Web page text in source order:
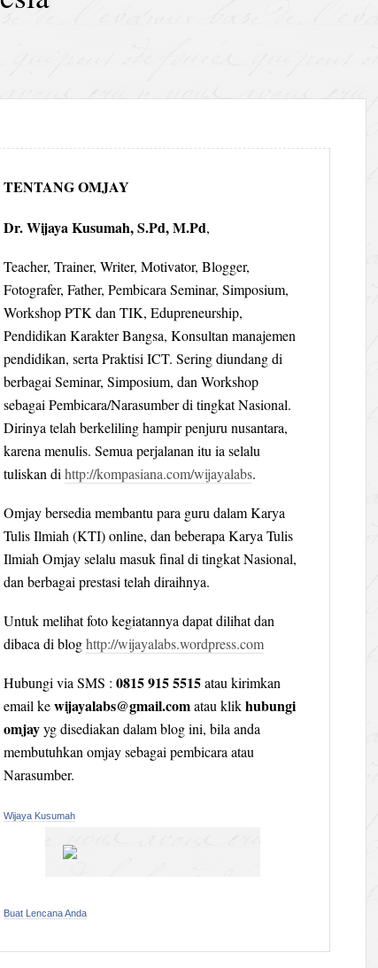
TENTANG OMJAY
Dr. Wijaya Kusumah, S.Pd, M.Pd,
Teacher, Trainer, Writer, Motivator, Blogger,
Fotografer, Father, Pembicara Seminar, Simposium,
Workshop PTK dan TIK, Edupreneurship,
Pendidikan Karakter Bangsa, Konsultan manajemen
pendidikan, serta Praktisi ICT. Sering diundang di
berbagai Seminar, Simposium, dan Workshop
sebagai Pembicara/Narasumber di tingkat Nasional.
Dirinya telah berkeliling hampir penjuru nusantara,
karena menulis. Semua perjalanan itu ia selalu
tuliskan di http://kompasiana.com/wijayalabs.
Omjay bersedia membantu para guru dalam Karya
Tulis Ilmiah (KTI) online, dan beberapa Karya Tulis
Ilmiah Omjay selalu masuk final di tingkat Nasional,
dan berbagai prestasi telah diraihnya.
Untuk melihat foto kegiatannya dapat dilihat dan
dibaca di bloghttp://wijayalabs.wordpress.com
Hubungi via SMS : 0815 915 5515atau kirimkan
email kewijayalabs@gmail.comatau klikhubungi
omjayyg disediakan dalam blog ini, bila anda
membutuhkan omjay sebagai pembicara atau
Narasumber.
Wijaya Kusumah
Buat Lencana Anda